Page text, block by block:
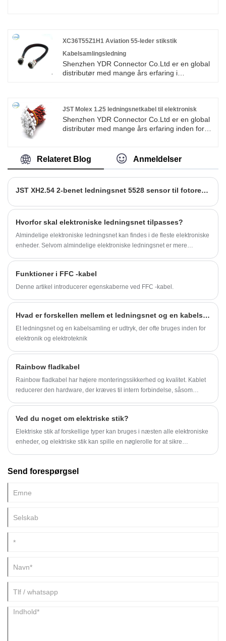
XC36T55Z1H1 Aviation 55-leder stikstik
Kabelsamlingsledning
Shenzhen YDR Connector Co.Ltd er en global
distributør med mange års erfaring i
forespørgsel.
JST Molex 1.25 ledningsnetkabel til elektronisk
Shenzhen YDR Connector Co.Ltd er en global
distributør med mange års erfaring inden for
Tyco, Molex, Yazaki Yazaki, FCI, Delphi, JST
Japan Press, JAE Japan Avionics, Hirose
Relateret Blog Anmeldelser
JST XH2.54 2-benet ledningsnet 5528 sensor til fotoresistorelementdetektor
Hvorfor skal elektroniske ledningsnet tilpasses?
Almindelige elektroniske ledningsnet kan findes i de fleste elektroniske
enheder. Selvom almindelige elektroniske ledningsnet er mere
Funktioner i FFC -kabel
Denne artikel introducerer egenskaberne ved FFC -kabel.
Hvad er forskellen mellem et ledningsnet og en kabelsamling?
Et ledningsnet og en kabelsamling er udtryk, der ofte bruges inden for
elektronik og elektroteknik
Rainbow fladkabel
Rainbow fladkabel har højere monteringssikkerhed og kvalitet. Kablet
reducerer den hardware, der kræves til intern forbindelse, såsom
kan give højere monteringssikkerhed og kvalitet.
Ved du noget om elektriske stik?
Elektriske stik af forskellige typer kan bruges i næsten alle elektroniske
enheder, og elektriske stik kan spille en nøglerolle for at sikre
Send forespørgsel